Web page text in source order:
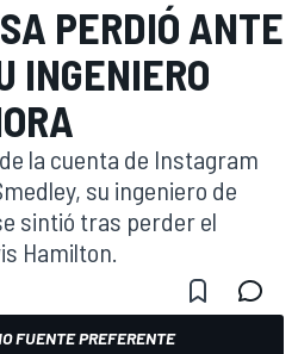
PERDIÓ ANTE
INGENIERO
la cuenta de Instagram
su ingeniero de
sintió tras perder el
Hamilton.
FUENTE PREFERENTE